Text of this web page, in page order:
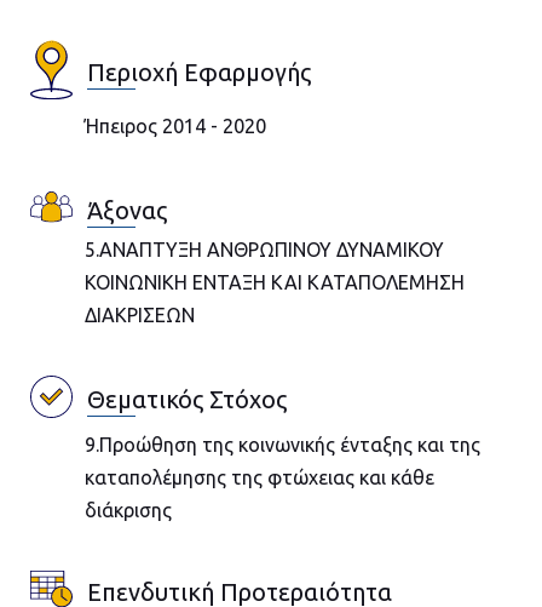
Περιοχή Εφαρμογής
Ήπειρος 2014 - 2020
Άξονας
5.ΑΝΑΠΤΥΞΗ ΑΝΘΡΩΠΙΝΟΥ ΔΥΝΑΜΙΚΟΥ
ΚΟΙΝΩΝΙΚΗ ΕΝΤΑΞΗ ΚΑΙ ΚΑΤΑΠΟΛΕΜΗΣΗ
ΔΙΑΚΡΙΣΕΩΝ
Θεματικός Στόχος
9.Προώθηση της κοινωνικής ένταξης και της
καταπολέμησης της φτώχειας και κάθε
διάκρισης
Επενδυτική Προτεραιότητα